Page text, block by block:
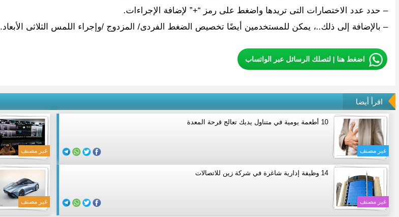
– حدد عدد الاختصارات التى تريدها واضغط على رمز “+” لإضافة الإجراءات.
– بالإضافة إلى ذلك..، يمكن للمستخدمين أيضًا تخصيص الضغط الفردى/ المزدوج /وإجراء اللمس الثلاثى الأبعاد.
اضغط هنا | لتصلك الرسائل عبر الواتساب
اقرأ أيضا
غير مصنف
10 أطعمة يومية في متناول يديك تعالج قرحة المعدة
غير مصنف
غير مصنف
14 وظيفة إدارية شاغرة في شركة زين للاتصالات
غير مصنف